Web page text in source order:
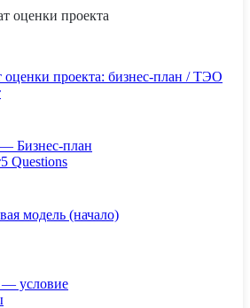
оценки проекта
оценки проекта: бизнес-план / ТЭО
Бизнес-план
5 Questions
модель (начало)
условие